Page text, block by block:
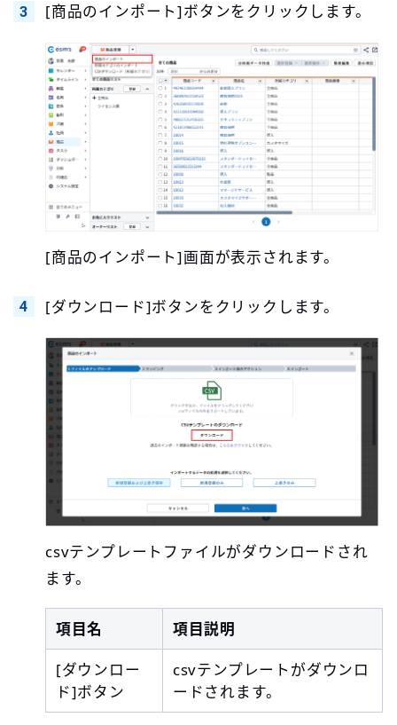
[商品のインポート]ボタンをクリックします。
[商品のインポート]画面が表示されます。
[ダウンロード]ボタンをクリックします。
csvテンプレートファイルがダウンロードされ
ます。
項目名
項目説明
[ダウンロー
ド]ボタン
csvテンプレートがダウンロ
ードされます。